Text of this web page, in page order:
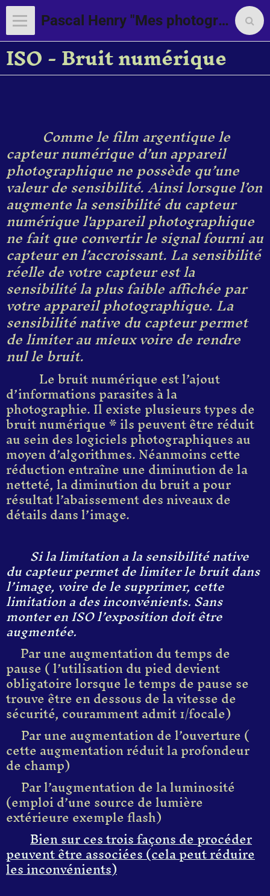
Pascal Henry "Mes photographies"
ISO - Bruit numérique
Comme le film argentique le
capteur numérique d’un appareil
photographique ne possède qu’une
valeur de sensibilité. Ainsi lorsque l’on
augmente la sensibilité du capteur
numérique l'appareil photographique
ne fait que convertir le signal fourni au
capteur en l’accroissant. La sensibilité
réelle de votre capteur est la
sensibilité la plus faible affichée par
votre appareil photographique. La
sensibilité native du capteur permet
de limiter au mieux voire de rendre
nul le bruit.
Le bruit numérique est l’ajout
d’informations parasites à la
photographie. Il existe plusieurs types de
bruit numérique * ils peuvent être réduit
au sein des logiciels photographiques au
moyen d’algorithmes. Néanmoins cette
réduction entraîne une diminution de la
netteté, la diminution du bruit a pour
résultat l’abaissement des niveaux de
détails dans l’image.
Si la limitation a la sensibilité native
du capteur permet de limiter le bruit dans
l’image, voire de le supprimer, cette
limitation a des inconvénients. Sans
monter en ISO l’exposition doit être
augmentée.
Par une augmentation du temps de
pause ( l’utilisation du pied devient
obligatoire lorsque le temps de pause se
trouve être en dessous de la vitesse de
sécurité, couramment admit 1/focale)
Par une augmentation de l’ouverture (
cette augmentation réduit la profondeur
de champ)
Par l’augmentation de la luminosité
(emploi d’une source de lumière
extérieure exemple flash)
Bien sur ces trois façons de procéder
peuvent être associées (cela peut réduire
les inconvénients)